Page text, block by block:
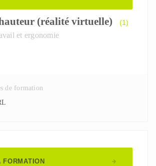
(réalité virtuelle) (1)
et ergonomie
de formation